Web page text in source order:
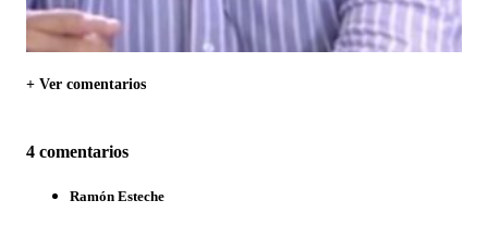
+ Ver comentarios
4 comentarios
Ramón Esteche